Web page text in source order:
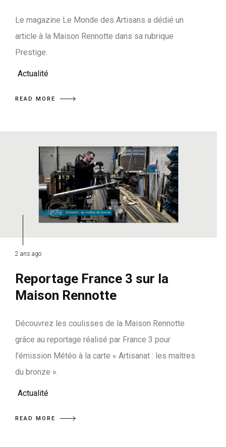
Le magazine Le Monde des Artisans a dédié un
article à la Maison Rennotte dans sa rubrique
Prestige.
Actualité
READ MORE
2 ans ago
Reportage France 3 sur la
Maison Rennotte
Découvrez les coulisses de la Maison Rennotte
grâce au reportage réalisé par France 3 pour
l’émission Météo à la carte « Artisanat : les maîtres
du bronze ».
Actualité
READ MORE